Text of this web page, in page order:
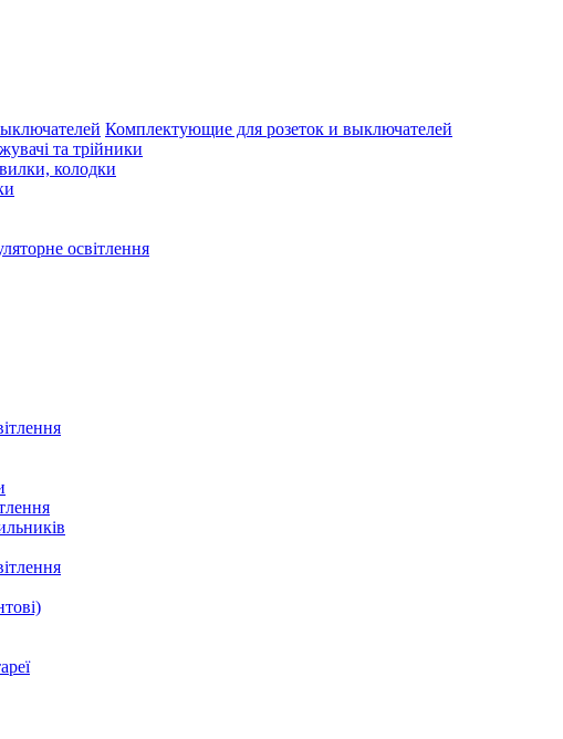
Комплектующие для розеток и выключателей
та трійники
колодки
освітлення